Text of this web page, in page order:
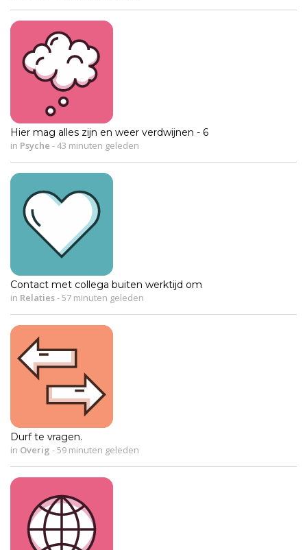
Hier mag alles zijn en weer verdwijnen - 6
in Psyche -43 minuten geleden
Contact met collega buiten werktijd om
in Relaties-57 minuten geleden
Durf te vragen.
in Overig -59 minuten geleden